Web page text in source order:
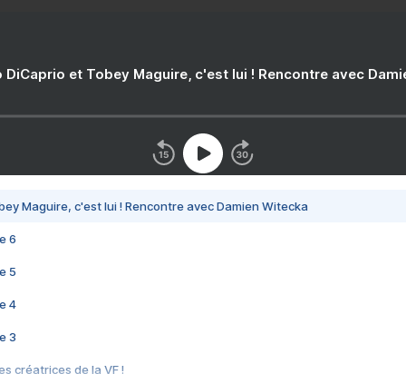
DiCaprio et Tobey Maguire, c'est lui ! Rencontre avec
Maguire, c'est lui ! Rencontre avec Damien Witecka
6
5
4
3
créatrices de la VF !